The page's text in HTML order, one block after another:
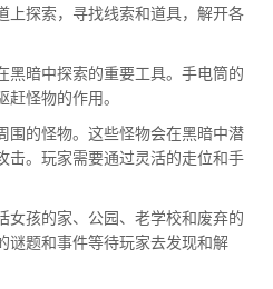
上探索，寻找线索和道具，解开各
黑暗中探索的重要工具。手电筒的
怪物的作用。
围的怪物。这些怪物会在黑暗中潜
击。玩家需要通过灵活的走位和手
女孩的家、公园、老学校和废弃的
谜题和事件等待玩家去发现和解